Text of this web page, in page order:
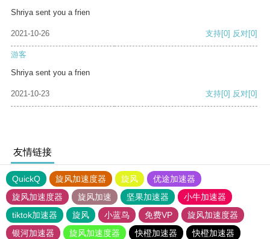
Shriya sent you a frien
2021-10-26 支持[0] 反对[0]
游客
Shriya sent you a frien
2021-10-23 支持[0] 反对[0]
友情链接
QuickQ 旋风加速度器 旋风
优途加速器
旋风加速度器
旋风加速 坚果加速器
小牛加速器
tiktok加速器
旋风 小蓝鸟 免费VP
旋风加速度器
银河加速器
旋风加速度器 快橙加速器
快橙加速器